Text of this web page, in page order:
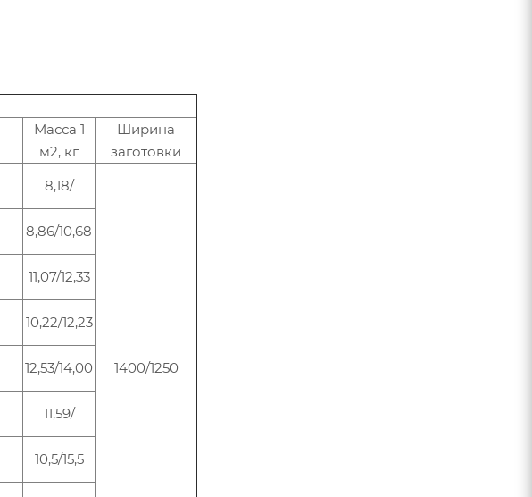
Масса 1
м2, кг
Ширина
заготовки
8,18/
1400/1250
8,86/10,68
11,07/12,33
10,22/12,23
12,53/14,00
11,59/
10,5/15,5